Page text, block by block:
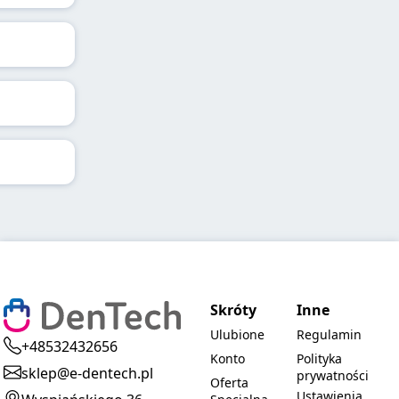
+48532432656
sklep@e-dentech.pl
Skróty
Ulubione
Konto
Oferta
Inne
Regulamin
Polityka
prywatności